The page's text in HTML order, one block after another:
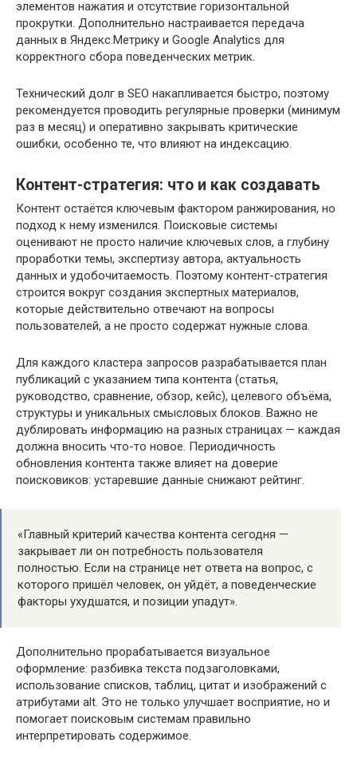
элементов нажатия и отсутствие горизонтальной
прокрутки. Дополнительно настраивается передача
данных в Яндекс.Метрику и Google Analytics для
корректного сбора поведенческих метрик.
Технический долг в SEO накапливается быстро, поэтому
рекомендуется проводить регулярные проверки (минимум
раз в месяц) и оперативно закрывать критические
ошибки, особенно те, что влияют на индексацию.
Контент-стратегия: что и как создавать
Контент остаётся ключевым фактором ранжирования, но
подход к нему изменился. Поисковые системы
оценивают не просто наличие ключевых слов, а глубину
проработки темы, экспертизу автора, актуальность
данных и удобочитаемость. Поэтому контент-стратегия
строится вокруг создания экспертных материалов,
которые действительно отвечают на вопросы
пользователей, а не просто содержат нужные слова.
Для каждого кластера запросов разрабатывается план
публикаций с указанием типа контента (статья,
руководство, сравнение, обзор, кейс), целевого объёма,
структуры и уникальных смысловых блоков. Важно не
дублировать информацию на разных страницах — каждая
должна вносить что-то новое. Периодичность
обновления контента также влияет на доверие
поисковиков: устаревшие данные снижают рейтинг.
«Главный критерий качества контента сегодня —
закрывает ли он потребность пользователя
полностью. Если на странице нет ответа на вопрос, с
которого пришёл человек, он уйдёт, а поведенческие
факторы ухудшатся, и позиции упадут».
Дополнительно прорабатывается визуальное
оформление: разбивка текста подзаголовками,
использование списков, таблиц, цитат и изображений с
атрибутами alt. Это не только улучшает восприятие, но и
помогает поисковым системам правильно
интерпретировать содержимое.